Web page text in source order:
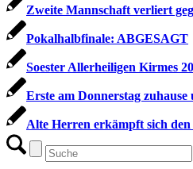
Zweite Mannschaft verliert
Pokalhalbfinale: ABGESAGT
Soester Allerheiligen Kirmes
Erste am Donnerstag
Alte Herren erkämpft sich